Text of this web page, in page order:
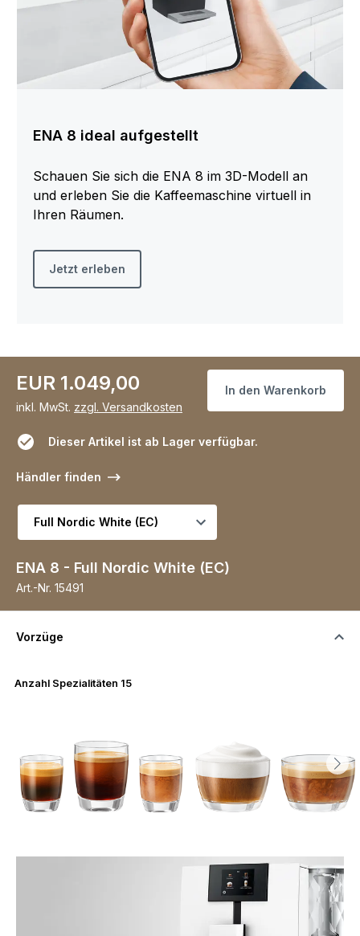
ENA 8 ideal aufgestellt
Schauen Sie sich die ENA 8 im 3D-Modell an
und erleben Sie die Kaffeemaschine virtuell in
Ihren Räumen.
Jetzt erleben
EUR 1.049,00
inkl. MwSt. zzgl. Versandkosten
In den Warenkorb
Dieser Artikel ist ab Lager verfügbar.
Händler finden
Variante wählen
ENA 8 - Full Nordic White (EC)
Art.-Nr. 15491
Vorzüge